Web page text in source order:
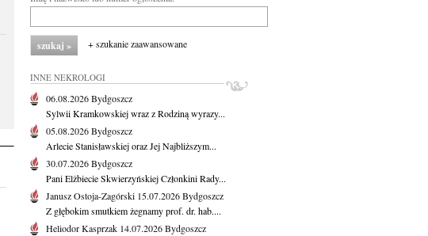
+ szukanie zaawansowane
INNE NEKROLOGI
06.08.2026Bydgoszcz
Sylwii Kramkowskiej wraz z Rodziną wyrazy...
05.08.2026Bydgoszcz
Arlecie Stanisławskiej oraz Jej Najbliższym...
30.07.2026Bydgoszcz
Pani Elżbiecie Skwierzyńskiej Członkini Rady...
Janusz Ostoja-Zagórski 15.07.2026Bydgoszcz
Z głębokim smutkiem żegnamy prof. dr. hab....
Heliodor Kasprzak 14.07.2026Bydgoszcz